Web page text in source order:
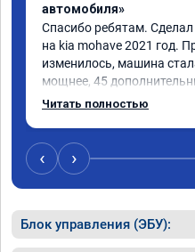
автомобиля»
Спасибо ребятам.
на kia mohave 2021 год.
изменилось, машина
мощнее, 45
существенно чувствуется
катаюсь, держит 12-12.5.
перестала подпинывать
скорости. Педаль газа
Читать полностью
‹ ›
Блок управления (ЭБУ):